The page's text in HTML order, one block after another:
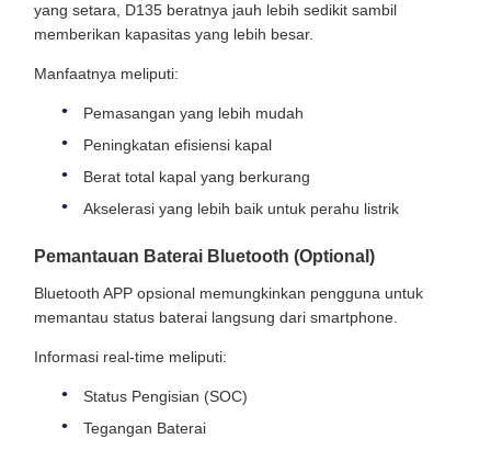
yang setara, D135 beratnya jauh lebih sedikit sambil
memberikan kapasitas yang lebih besar.
Manfaatnya meliputi:
Pemasangan yang lebih mudah
Peningkatan efisiensi kapal
Berat total kapal yang berkurang
Akselerasi yang lebih baik untuk perahu listrik
Pemantauan Baterai Bluetooth (Optional)
Bluetooth APP opsional memungkinkan pengguna untuk
memantau status baterai langsung dari smartphone.
Informasi real-time meliputi:
Status Pengisian (SOC)
Tegangan Baterai